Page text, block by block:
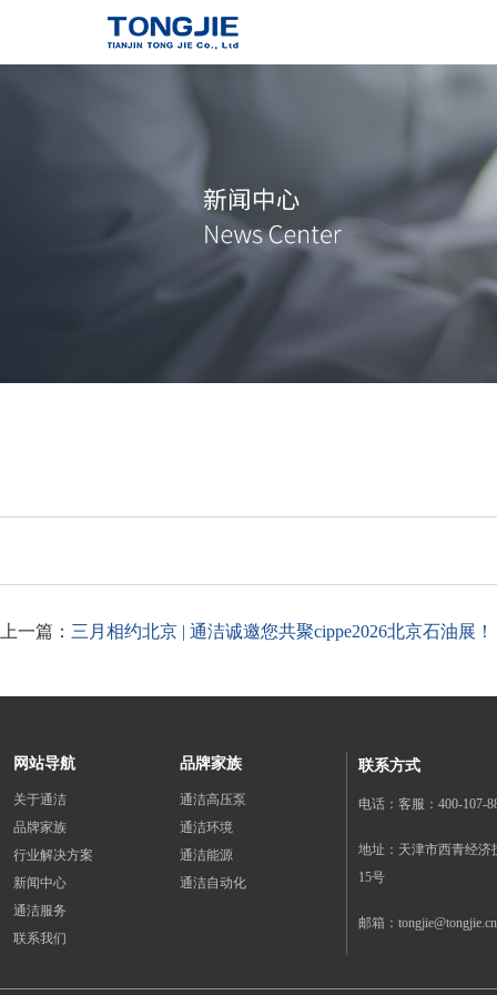
上一篇： 三月相约北京 | 通洁诚邀您共聚cippe2026北京石油展！
网站导航
关于通洁
品牌家族
行业解决方案
新闻中心
通洁服务
联系我们
品牌家族
通洁高压泵
通洁环境
通洁能源
通洁自动化
联系方式
电话：客服：400-107-
地址：天津市西青经济
15号
邮箱：tongjie@tongjie.cn